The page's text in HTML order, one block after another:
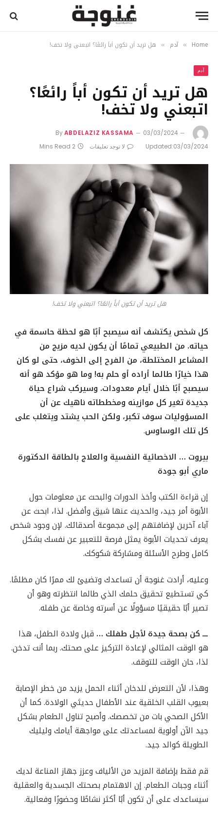
Home
» آدم » هل تريد أن تكون أباً رائعًا؟ اتبعني ولا تخف!
آدم
هل تريد أن تكون أباً رائعًا؟
اتبعني ولا تخف!
ByABDELAZIZ KASSAMA
03/03/2024
Updated:03/03/2024 لا توجد تعليقات 2 Mins Read
هل تريد أن تكون أباً رائعًا؟ اتبعني ولا تخف!
كل شخص يكتشف أنه سيصبح أبًا هو لحظة حاسمة في
حياته. من الطبيعي تمامًا أن يكون لديه مزيج من
المشاعر المختلطة، من الفرح إلى الخوف، حتى لو كان
هذا خيارًا طالما أراده أو حلم به! وما هو مؤكد هو أنه
سيصبح أبًا خلال أيام معدودات. وسيركب شراع حياة
جديدة تغير كل موازينه ومخططاته ناهيك عن أن
المسؤوليات سوف تكبر، ولكن الحب يشتد ويتغلب على
كل تلك الوساوس.
بيروت … الاخصائية النفسية والعلاج بالطاقة الدكتورة
ماري أبو جودة
إن قراءة الكتب وأخذ الدورات والبحث عن معلومات حول
الأبوة أمر جيد، والحديث عنها شيق وأفضل. لذا، ابحث عن
آباء آخرين لإضافتهم إلى مجموعة أصدقائك. لإن وجود شخص
يعرف تحديات الأبوة يمثل فرصة للتعبير عن نفسك بشكل
كامل وطرح الأسئلة ومشاركة شكوكك.
وعليه، أرادت غنوجة أن تساعدك وتضيئ لك ممرًا كان مظلمًا.
كي تستطيع تحقيق حلمك الذي طالما انتظرته وهو أن
تصير أبًا حقيقيًا مسؤولًا عن أسرته وخاصة عن طفله.
ـــ كن بصحة جيدة لأجل طفلك … قبل ولادة الطفل، هذا
هو الوقت المثالي لإعادة التركيز على صحتك. ربما أنت تدخن.
لذا، حان الوقت للتوقف.
وهذا، لأن التعرض للدخان أثناء الحمل يزيد من خطر الإصابة
بعيوب القلب الخلقية عند الأطفال حديثي الولادة. كما أن
الأكل الصحي بات من تخصصك. وأصبح تناول الطعام بشكل
جيد الآن أولوية لمساعدتك على مواجهة أيامك وليليك
الطويلة كوالد جيد.
قم فقط بإضافة المزيد من الألياف وعزز جهاز المناعة لديك
أثناء وجبات الطعام. إن الاهتمام بصحتك الجسدية والعقلية
سيساعدك على أن تكون أبًا أكثر نشاطًا وحضورًا وفعالية.